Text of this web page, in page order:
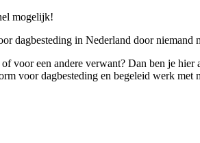
mogelijk!
dagbesteding in Nederland door niemand
voor een andere verwant? Dan ben je
voor dagbesteding en begeleid werk met